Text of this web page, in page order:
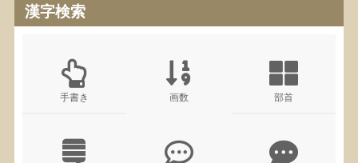
漢字検索
手書き 画数 部首